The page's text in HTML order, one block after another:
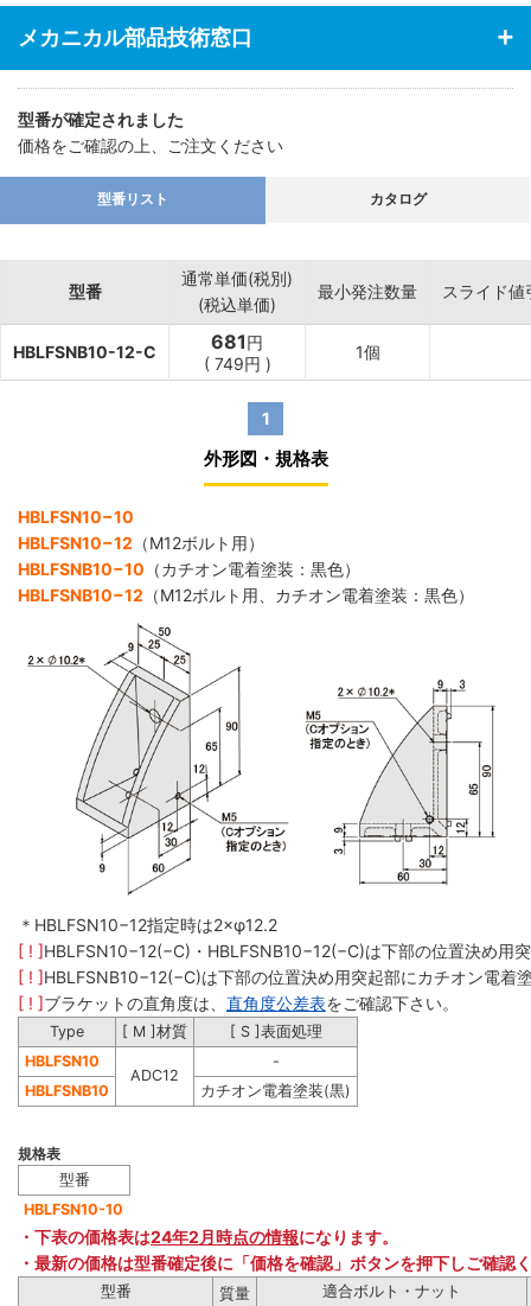
メカニカル部品技術窓口
型番が確定されました
価格をご確認の上、ご注文ください
型番リスト カタログ
型番
通常単価(税別)
(税込単価)
最小発注数量 スライド値
HBLFSNB10-12-C 681円
( 749円 )
1個
1
外形図・規格表
HBLFSN10−10
HBLFSN10−12 （M12ボルト用）
HBLFSNB10−10 （カチオン電着塗装：黒色）
HBLFSNB10−12 （M12ボルト用、カチオン電着塗装：黒色）
＊HBLFSN10−12指定時は2×φ12.2
[ ! ]HBLFSN10−12(−C)・HBLFSNB10−12(−C)は下部の位置決め用
[ ! ]HBLFSNB10−12(−C)は下部の位置決め用突起部にカチオン電着
[ ! ]ブラケットの直角度は、 直角度公差表をご確認下さい。
Type [ M ]材質
[ S ]表面処理
HBLFSN10
ADC12
-
HBLFSNB10
カチオン電着塗装(黒)
規格表
型番
HBLFSN10-10
・下表の価格表は24年2月時点の情報になります。
・最新の価格は型番確定後に「価格を確認」ボタンを押下しご確認
型番
質量
適合ボルト・ナット